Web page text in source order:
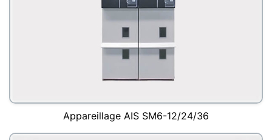
Appareillage AIS SM6-12/24/36